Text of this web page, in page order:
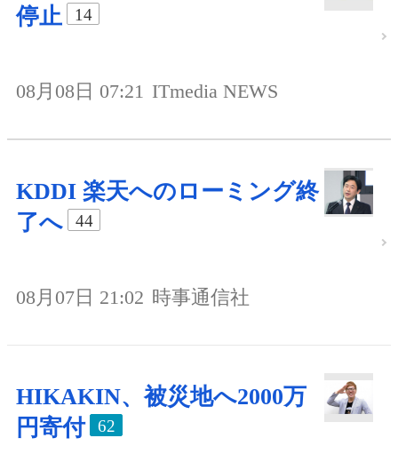
停止
14
08月08日 07:21 ITmedia NEWS
KDDI 楽天へのローミング終
了へ
44
08月07日 21:02 時事通信社
HIKAKIN、被災地へ2000万
円寄付
62